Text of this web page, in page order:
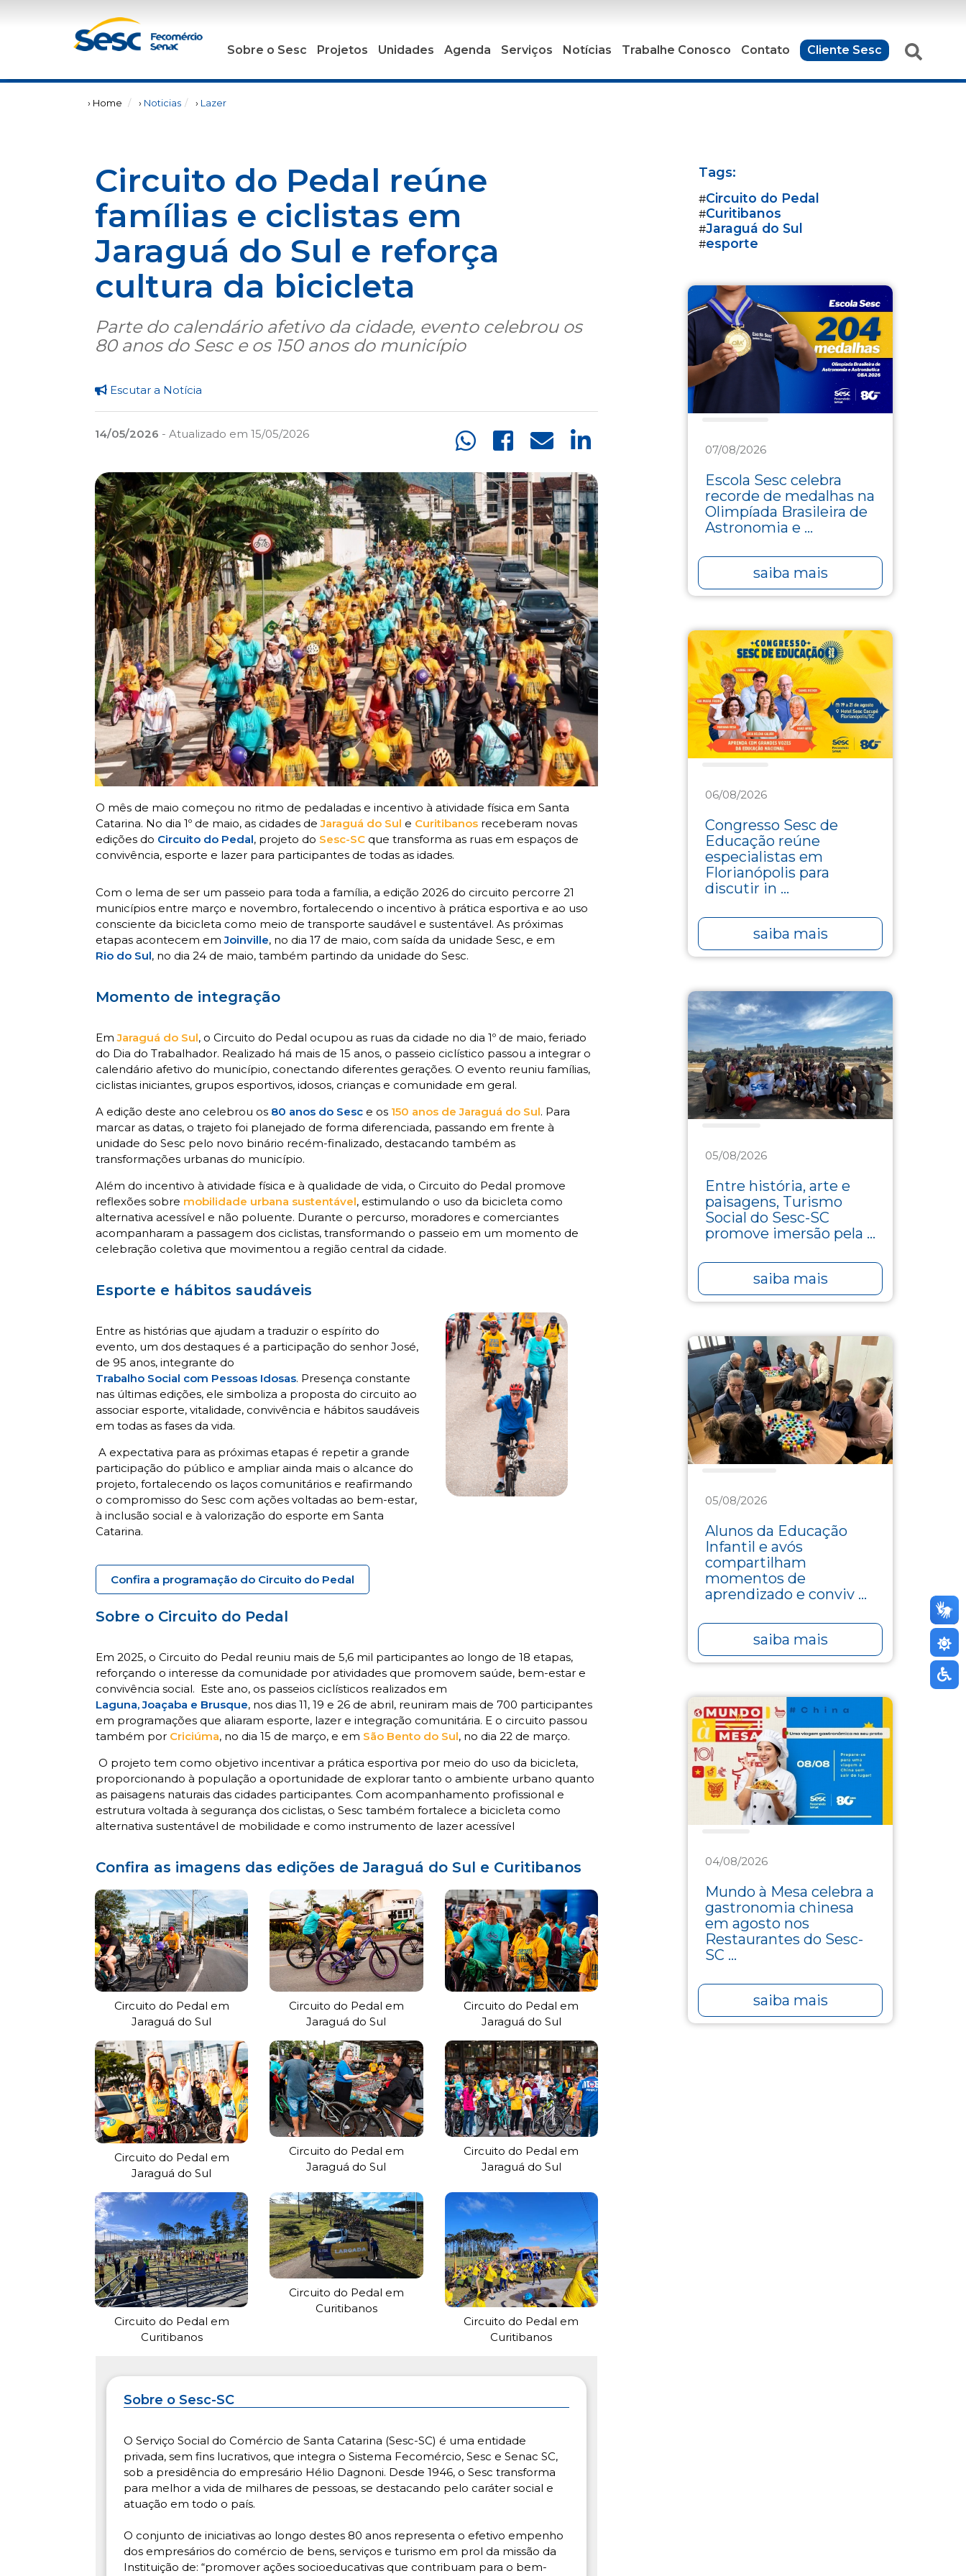
Sobre o Sesc Projetos Unidades Agenda Serviços Notícias Trabalhe Conosco Contato Cliente Sesc
› Home › Noticias › Lazer
Circuito do Pedal reúne
famílias e ciclistas em
Jaraguá do Sul e reforça
cultura da bicicleta
Parte do calendário afetivo da cidade, evento celebrou os
80 anos do Sesc e os 150 anos do município
Escutar a Notícia
14/05/2026 - Atualizado em 15/05/2026
O mês de maio começou no ritmo de pedaladas e incentivo à atividade física em Santa
Catarina. No dia 1º de maio, as cidades deJaraguá do Sul e Curitibanos receberam novas
edições do Circuito do Pedal, projeto do Sesc-SC que transforma as ruas em espaços de
convivência, esporte e lazer para participantes de todas as idades.
Com o lema de ser um passeio para toda a família, a edição 2026 do circuito percorre 21
municípios entre março e novembro, fortalecendo o incentivo à prática esportiva e ao uso
consciente da bicicleta como meio de transporte saudável e sustentável. As próximas
etapas acontecem emJoinville, no dia 17 de maio, com saída da unidade Sesc, e em
Rio do Sul, no dia 24 de maio, também partindo da unidade do Sesc.
Momento de integração
EmJaraguá do Sul, o Circuito do Pedal ocupou as ruas da cidade no dia 1º de maio, feriado
do Dia do Trabalhador. Realizado há mais de 15 anos, o passeio ciclístico passou a integrar o
calendário afetivo do município, conectando diferentes gerações. O evento reuniu famílias,
ciclistas iniciantes, grupos esportivos, idosos, crianças e comunidade em geral.
A edição deste ano celebrou os 80 anos do Sesc e os 150 anos de Jaraguá do Sul. Para
marcar as datas, o trajeto foi planejado de forma diferenciada, passando em frente à
unidade do Sesc pelo novo binário recém-finalizado, destacando também as
transformações urbanas do município.
Além do incentivo à atividade física e à qualidade de vida, o Circuito do Pedal promove
reflexões sobre mobilidade urbana sustentável, estimulando o uso da bicicleta como
alternativa acessível e não poluente. Durante o percurso, moradores e comerciantes
acompanharam a passagem dos ciclistas, transformando o passeio em um momento de
celebração coletiva que movimentou a região central da cidade.
Esporte e hábitos saudáveis
Entre as histórias que ajudam a traduzir o espírito do
evento, um dos destaques é a participação do senhor José,
de 95 anos, integrante do
Trabalho Social com Pessoas Idosas. Presença constante
nas últimas edições, ele simboliza a proposta do circuito ao
associar esporte, vitalidade, convivência e hábitos saudáveis
em todas as fases da vida.
A expectativa para as próximas etapas é repetir a grande
participação do público e ampliar ainda mais o alcance do
projeto, fortalecendo os laços comunitários e reafirmando
o compromisso do Sesc com ações voltadas ao bem-estar,
à inclusão social e à valorização do esporte em Santa
Catarina.
Confira a programação do Circuito do Pedal
Sobre o Circuito do Pedal
Em 2025, o Circuito do Pedal reuniu mais de 5,6 mil participantes ao longo de 18 etapas,
reforçando o interesse da comunidade por atividades que promovem saúde, bem-estar e
convivência social. Este ano, os passeios ciclísticos realizados em
Laguna, Joaçaba e Brusque, nos dias 11, 19 e 26 de abril, reuniram mais de 700 participantes
em programações que aliaram esporte, lazer e integração comunitária. E o circuito passou
também por Criciúma, no dia 15 de março, e em São Bento do Sul, no dia 22 de março.
O projeto tem como objetivo incentivar a prática esportiva por meio do uso da bicicleta,
proporcionando à população a oportunidade de explorar tanto o ambiente urbano quanto
as paisagens naturais das cidades participantes. Com acompanhamento profissional e
estrutura voltada à segurança dos ciclistas, o Sesc também fortalece a bicicleta como
alternativa sustentável de mobilidade e como instrumento de lazer acessível
Confira as imagens das edições de Jaraguá do Sul e Curitibanos
Circuito do Pedal em
Jaraguá do Sul
Circuito do Pedal em
Jaraguá do Sul
Circuito do Pedal em
Jaraguá do Sul
Circuito do Pedal em
Jaraguá do Sul
Circuito do Pedal em
Jaraguá do Sul
Circuito do Pedal em
Jaraguá do Sul
Circuito do Pedal em
Curitibanos
Circuito do Pedal em
Curitibanos
Circuito do Pedal em
Curitibanos
Sobre o Sesc-SC
O Serviço Social do Comércio de Santa Catarina (Sesc-SC) é uma entidade
privada, sem fins lucrativos, que integra o Sistema Fecomércio, Sesc e Senac SC,
sob a presidência do empresário Hélio Dagnoni. Desde 1946, o Sesc transforma
para melhor a vida de milhares de pessoas, se destacando pelo caráter social e
atuação em todo o país.
O conjunto de iniciativas ao longo destes 80 anos representa o efetivo empenho
dos empresários do comércio de bens, serviços e turismo em prol da missão da
Instituição de: “promover ações socioeducativas que contribuam para o bem-
Tags:
#Circuito do Pedal
#Curitibanos
#Jaraguá do Sul
#esporte
07/08/2026
Escola Sesc celebra
recorde de medalhas na
Olimpíada Brasileira de
Astronomia e ...
saiba mais
06/08/2026
Congresso Sesc de
Educação reúne
especialistas em
Florianópolis para
discutir in ...
saiba mais
05/08/2026
Entre história, arte e
paisagens, Turismo
Social do Sesc-SC
promove imersão pela ...
saiba mais
05/08/2026
Alunos da Educação
Infantil e avós
compartilham
momentos de
aprendizado e conviv ...
saiba mais
04/08/2026
Mundo à Mesa celebra a
gastronomia chinesa
em agosto nos
Restaurantes do Sesc-
SC ...
saiba mais